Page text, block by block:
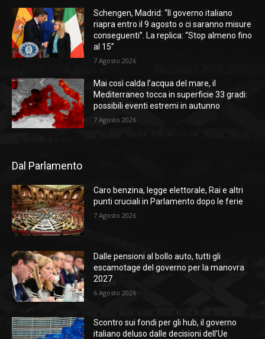
Schengen, Madrid: “Il governo italiano
riapra entro il 9 agosto o ci saranno misure
conseguenti”. La replica: “Stop almeno fino
al 15”
7 Agosto 2026
Mai così calda l’acqua del mare, il
Mediterraneo tocca in superficie 33 gradi:
possibili eventi estremi in autunno
7 Agosto 2026
Dal Parlamento
Caro benzina, legge elettorale, Rai e altri
punti cruciali in Parlamento dopo le ferie
7 Agosto 2026
Dalle pensioni al bollo auto, tutti gli
escamotage del governo per la manovra
2027
6 Agosto 2026
Scontro sui fondi per gli hub, il governo
italiano deluso dalle decisioni dell’Ue